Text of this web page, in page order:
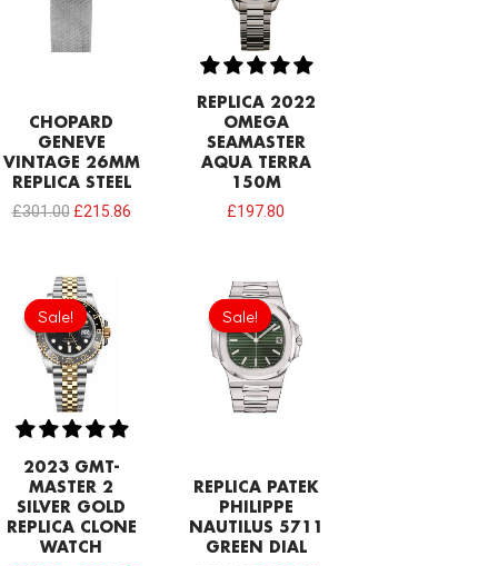
CHOPARD
GENEVE
VINTAGE 26MM
REPLICA STEEL
£301.00 £215.86
REPLICA 2022
OMEGA
SEAMASTER
AQUA TERRA
150M
£197.80
Sale!
Sale!
2023 GMT-
MASTER 2
SILVER GOLD
REPLICA CLONE
WATCH
Sale!
Sale!
REPLICA PATEK
PHILIPPE
NAUTILUS 5711
GREEN DIAL
Original
price
was:
£301.00.